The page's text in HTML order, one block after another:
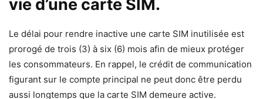
vie d’une carte SIM.
Le délai pour rendre inactive une carte SIM inutilisée est
prorogé de trois (3) à six (6) mois afin de mieux protéger
les consommateurs. En rappel, le crédit de communication
figurant sur le compte principal ne peut donc être perdu
aussi longtemps que la carte SIM demeure active.